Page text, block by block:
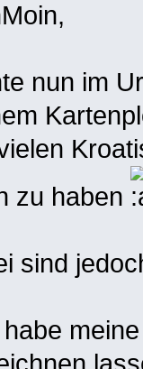
nun im
zu haben
sind